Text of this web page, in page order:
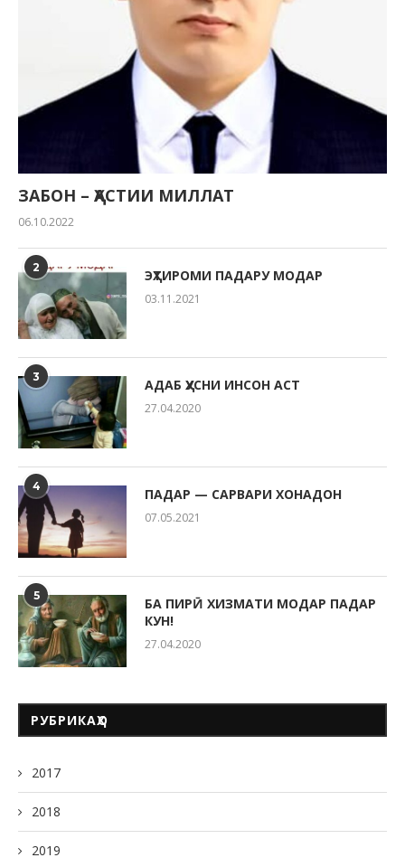
ЗАБОН – ҲАСТИИ МИЛЛАТ
06.10.2022
2 ЭҲТИРОМИ ПАДАРУ МОДАР
03.11.2021
3 АДАБ ҲУСНИ ИНСОН АСТ
27.04.2020
4 ПАДАР — САРВАРИ ХОНАДОН
07.05.2021
5
БА ПИРӢ ХИЗМАТИ МОДАР ПАДАР
КУН!
27.04.2020
РУБРИКАҲО
2017
2018
2019